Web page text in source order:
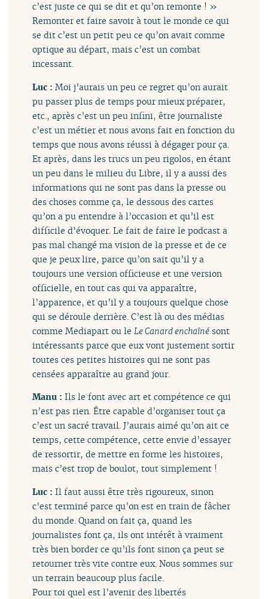
c’est juste ce qui se dit et qu’on remonte ! »
Remonter et faire savoir à tout le monde ce qui
se dit c’est un petit peu ce qu’on avait comme
optique au départ, mais c’est un combat
incessant.
Luc :Moi j’aurais un peu ce regret qu’on aurait
pu passer plus de temps pour mieux préparer,
etc., après c’est un peu infini, être journaliste
c’est un métier et nous avons fait en fonction du
temps que nous avons réussi à dégager pour ça.
Et après, dans les trucs un peu rigolos, en étant
un peu dans le milieu du Libre, il y a aussi des
informations qui ne sont pas dans la presse ou
des choses comme ça, le dessous des cartes
qu’on a pu entendre à l’occasion et qu’il est
difficile d’évoquer. Le fait de faire le podcast a
pas mal changé ma vision de la presse et de ce
que je peux lire, parce qu’on sait qu’il y a
toujours une version officieuse et une version
officielle, en tout cas qui va apparaître,
l’apparence, et qu’il y a toujours quelque chose
qui se déroule derrière. C’est là ou des médias
comme Mediapart ou le Le Canard enchaîné sont
intéressants parce que eux vont justement sortir
toutes ces petites histoires qui ne sont pas
censées apparaître au grand jour.
Manu :Ils le font avec art et compétence ce qui
n’est pas rien. Être capable d’organiser tout ça
c’est un sacré travail. J’aurais aimé qu’on ait ce
temps, cette compétence, cette envie d’essayer
de ressortir, de mettre en forme les histoires,
mais c’est trop de boulot, tout simplement !
Luc :Il faut aussi être très rigoureux, sinon
c’est terminé parce qu’on est en train de fâcher
du monde. Quand on fait ça, quand les
journalistes font ça, ils ont intérêt à vraiment
très bien border ce qu’ils font sinon ça peut se
retourner très vite contre eux. Nous sommes sur
un terrain beaucoup plus facile.
Pour toi quel est l’avenir des libertés